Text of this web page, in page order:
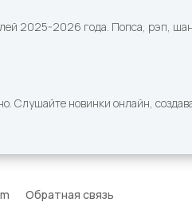
2025-2026 года. Попса, рэп,
новинки онлайн,
Обратная связь